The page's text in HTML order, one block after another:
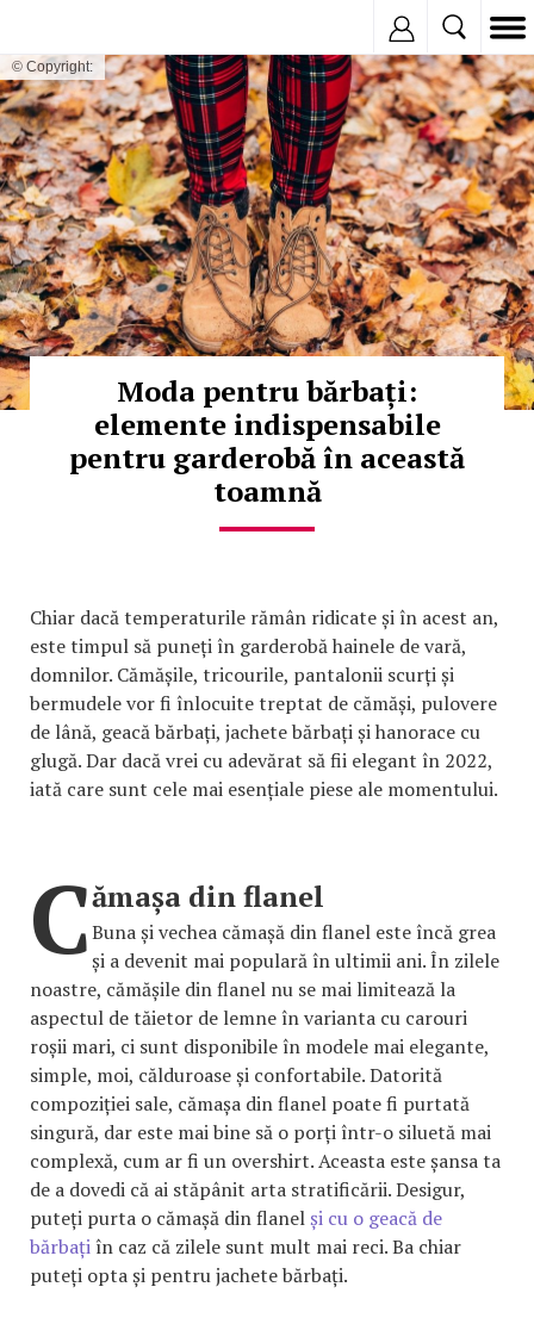
© Copyright:
Moda pentru bărbați:
elemente indispensabile
pentru garderobă în această
toamnă
Chiar dacă temperaturile rămân ridicate și în acest an,
este timpul să puneți în garderobă hainele de vară,
domnilor. Cămășile, tricourile, pantalonii scurți și
bermudele vor fi înlocuite treptat de cămăși, pulovere
de lână, geacă bărbați, jachete bărbați și hanorace cu
glugă. Dar dacă vrei cu adevărat să fii elegant în 2022,
iată care sunt cele mai esențiale piese ale momentului.
Cămașa din flanel
Buna și vechea cămașă din flanel este încă grea
și a devenit mai populară în ultimii ani. În zilele
noastre, cămășile din flanel nu se mai limitează la
aspectul de tăietor de lemne în varianta cu carouri
roșii mari, ci sunt disponibile în modele mai elegante,
simple, moi, călduroase și confortabile. Datorită
compoziției sale, cămașa din flanel poate fi purtată
singură, dar este mai bine să o porți într-o siluetă mai
complexă, cum ar fi un overshirt. Aceasta este șansa ta
de a dovedi că ai stăpânit arta stratificării. Desigur,
puteți purta o cămașă din flanelși cu o geacă de
bărbați în caz că zilele sunt mult mai reci. Ba chiar
puteți opta și pentru jachete bărbați.